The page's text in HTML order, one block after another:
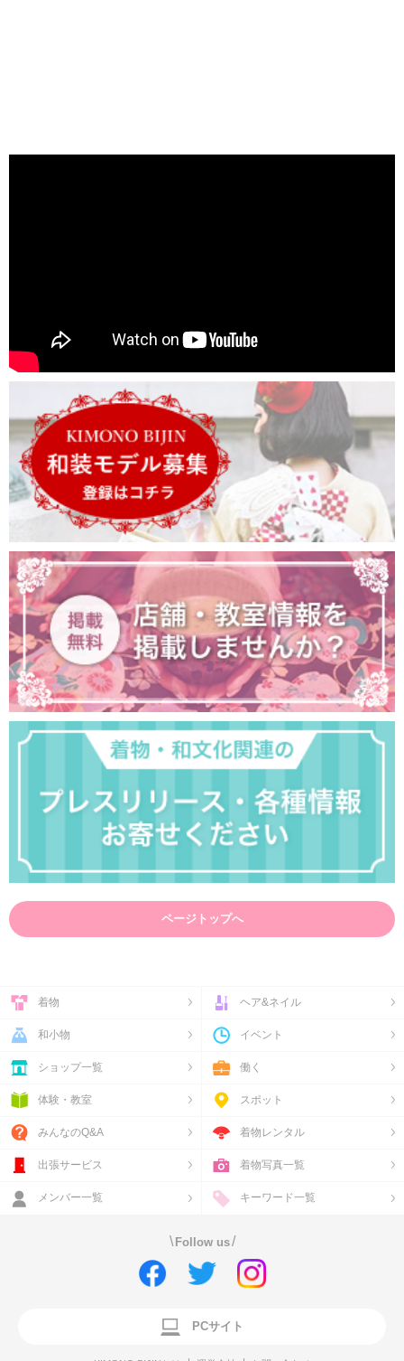
ページトップへ
着物 ヘア&ネイル
和小物 イベント
ショップ一覧 働く
体験・教室 スポット
みんなのQ&A 着物レンタル
出張サービス 着物写真一覧
メンバー一覧 キーワード一覧
\ Follow us/
PCサイト